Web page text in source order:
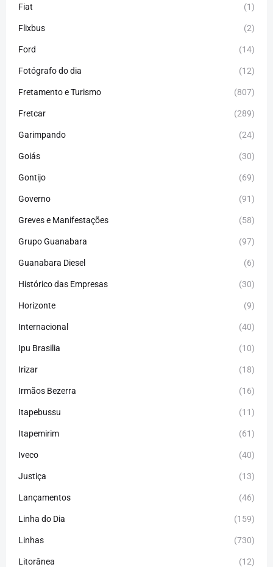
Fiat (1)
Flixbus (2)
Ford (14)
Fotógrafo do dia (12)
Fretamento e Turismo (807)
Fretcar (289)
Garimpando (24)
Goiás (30)
Gontijo (69)
Governo (91)
Greves e Manifestações (58)
Grupo Guanabara (97)
Guanabara Diesel (6)
Histórico das Empresas (30)
Horizonte (9)
Internacional (40)
Ipu Brasilia (10)
Irizar (18)
Irmãos Bezerra (16)
Itapebussu (11)
Itapemirim (61)
Iveco (40)
Justiça (13)
Lançamentos (46)
Linha do Dia (159)
Linhas (730)
Litorânea (12)